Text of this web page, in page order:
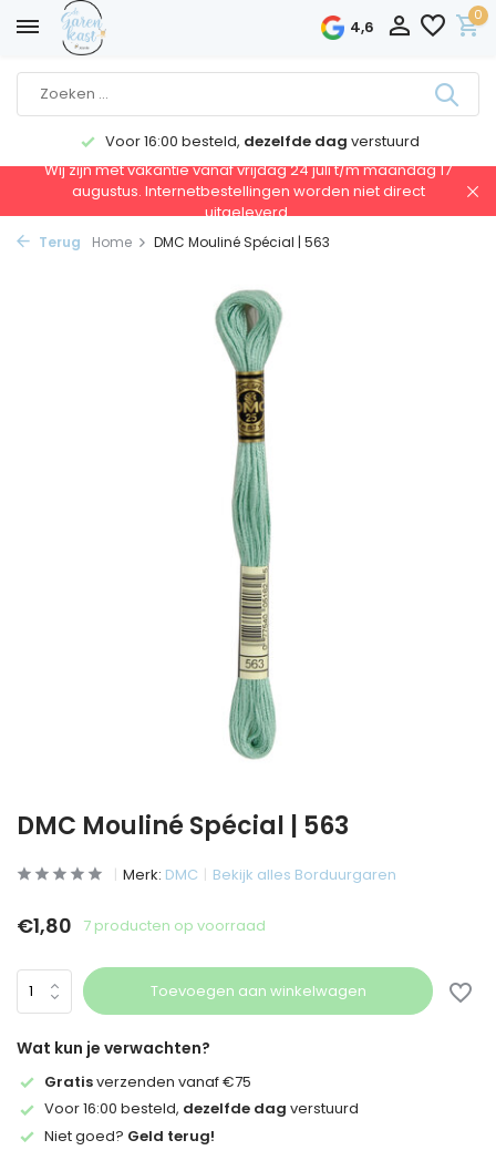
4,6
0
Voor 16:00 besteld, dezelfde dag verstuurd
Wij zijn met vakantie vanaf vrijdag 24 juli t/m maandag 17
augustus. Internetbestellingen worden niet direct
uitgeleverd.
Terug Home DMC Mouliné Spécial | 563
DMC Mouliné Spécial | 563
Merk: DMC Bekijk alles Borduurgaren
€1,80 7 producten op voorraad
Toevoegen aan winkelwagen
Wat kun je verwachten?
Gratisverzenden vanaf €75
Voor 16:00 besteld, dezelfde dag verstuurd
Niet goed? Geld terug!